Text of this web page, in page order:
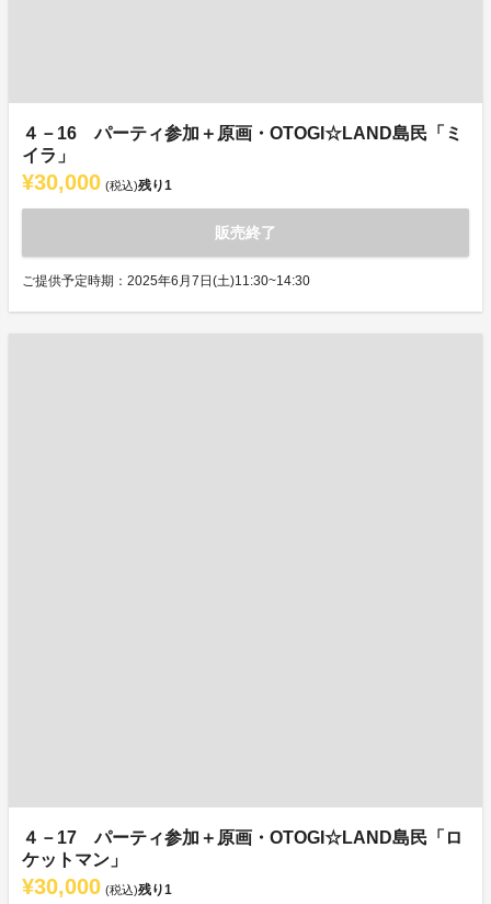
４－16 パーティ参加＋原画・OTOGI☆LAND島民「ミ
イラ」
¥30,000 (税込)残り1
販売終了
ご提供予定時期：2025年6月7日(土)11:30~14:30
４－17 パーティ参加＋原画・OTOGI☆LAND島民「ロ
ケットマン」
¥30,000 (税込)残り1